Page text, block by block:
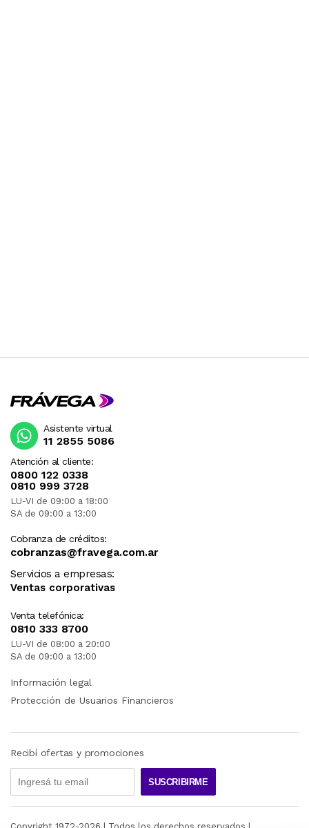
Atención al cliente:
0800 122 0338
0810 999 3728
LU-VI de 09:00 a 18:00
SA de 09:00 a 13:00
Cobranza de créditos:
cobranzas@fravega.com.ar
Servicios a empresas:
Ventas corporativas
Venta telefónica:
0810 333 8700
LU-VI de 08:00 a 20:00
SA de 09:00 a 13:00
Asistente virtual
11 2855 5086
Información legal
Protección de Usuarios Financieros
Recibí ofertas y promociones
SUSCRIBIRME